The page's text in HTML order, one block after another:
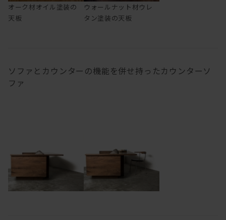
オーク材オイル塗装の
天板
ウォールナット材ウレ
タン塗装の天板
ソファとカウンターの機能を併せ持ったカウンターソ
ファ